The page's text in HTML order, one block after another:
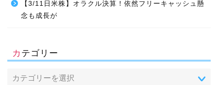
【3/11日米株】オラクル決算！依然フリーキャッシュ懸
念も成長が
カテゴリー